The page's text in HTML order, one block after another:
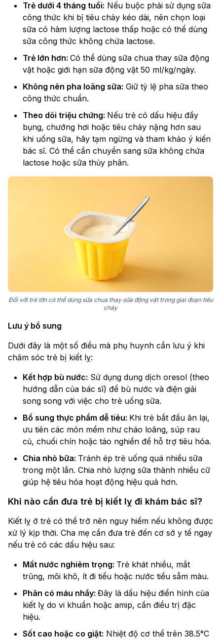
Trẻ dưới 4 tháng tuổi: Nếu buộc phải sử dụng sữa
công thức khi bị tiêu chảy kéo dài, nên chọn loại
sữa có hàm lượng lactose thấp hoặc có thể dùng
sữa công thức không chứa lactose.
Trẻ lớn hơn: Có thể dùng sữa chua thay sữa động
vật hoặc giới hạn sữa động vật 50 ml/kg/ngày.
Không nên pha loãng sữa: Giữ tỷ lệ pha sữa theo
công thức chuẩn.
Theo dõi triệu chứng: Nếu trẻ có dấu hiệu đầy
bụng, chướng hơi hoặc tiêu chảy nặng hơn sau
khi uống sữa, hãy tạm ngừng và tham khảo ý kiến
bác sĩ. Có thể cần chuyển sang sữa không chứa
lactose hoặc sữa thủy phân.
Đối với trẻ lớn có thể dùng sữa chua thay sữa động vật trong giai đoạn tiêu
chảy
Lưu ý bổ sung
Dưới đây là một số điều mà phụ huynh cần lưu ý khi
chăm sóc trẻ bị kiết lỵ:
Kết hợp bù nước: Sử dụng dung dịch oresol (theo
hướng dẫn của bác sĩ) để bù nước và điện giải
song song với việc cho trẻ uống sữa.
Bổ sung thực phẩm dễ tiêu: Khi trẻ bắt đầu ăn lại,
ưu tiên các món mềm như cháo loãng, súp rau
củ, chuối chín hoặc táo nghiền để hỗ trợ tiêu hóa.
Chia nhỏ bữa: Tránh ép trẻ uống quá nhiều sữa
trong một lần. Chia nhỏ lượng sữa thành nhiều cữ
giúp hệ tiêu hóa hoạt động hiệu quả hơn.
Khi nào cần đưa trẻ bị kiết lỵ đi khám bác sĩ?
Kiết lỵ ở trẻ có thể trở nên nguy hiểm nếu không được
xử lý kịp thời. Cha mẹ cần đưa trẻ đến cơ sở y tế ngay
nếu trẻ có các dấu hiệu sau:
Mất nước nghiêm trọng: Trẻ khát nhiều, mắt
trũng, môi khô, ít đi tiểu hoặc nước tiểu sẫm màu.
Phân có máu nhầy: Đây là dấu hiệu điển hình của
kiết lỵ do vi khuẩn hoặc amip, cần điều trị đặc
hiệu.
Sốt cao hoặc co giật: Nhiệt độ cơ thể trên 38.5°C